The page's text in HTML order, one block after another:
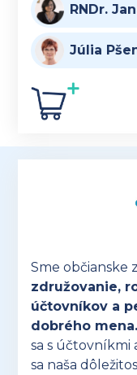
RNDr.
Júlia
Sme občianske
združovanie,
účtovníkov a
dobrého mena.
sa s účtovníkmi
sa naša